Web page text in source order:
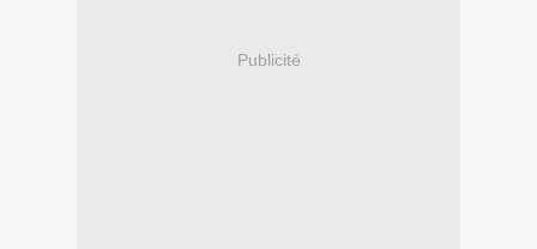
Publicité